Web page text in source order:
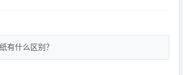
有什么区别？